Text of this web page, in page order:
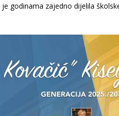
godinama zajedno dijelila